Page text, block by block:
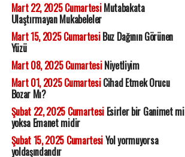
Mart 22, 2025 CumartesiMutabakata
Ulaştırmayan Mukabeleler
Mart 15, 2025 CumartesiBuz Dağının Görünen
Yüzü
Mart 08, 2025 CumartesiNiyetliyim
Mart 01, 2025 CumartesiCihad Etmek Orucu
Bozar Mı?
Şubat 22, 2025 CumartesiEsirler bir Ganimet mi
yoksa Emanet midir
Şubat 15, 2025 CumartesiYol yormuyorsa
yoldaşındandır